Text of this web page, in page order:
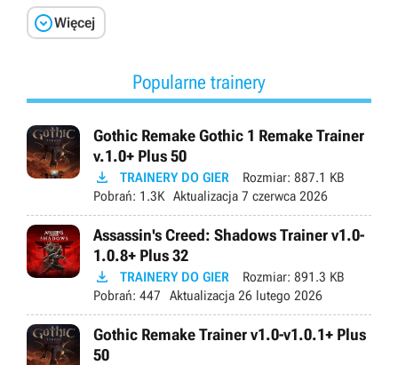
Więcej
Popularne trainery
Gothic Remake Gothic 1 Remake Trainer
v.1.0+ Plus 50
 TRAINERY DO GIER Rozmiar: 887.1 KB
Pobrań: 1.3K Aktualizacja 7 czerwca 2026
Assassin's Creed: Shadows Trainer v1.0-
1.0.8+ Plus 32
 TRAINERY DO GIER Rozmiar: 891.3 KB
Pobrań: 447 Aktualizacja 26 lutego 2026
Gothic Remake Trainer v1.0-v1.0.1+ Plus
50